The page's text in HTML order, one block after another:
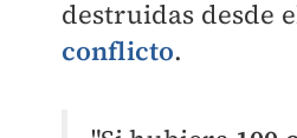
destruidas desde
conflicto.